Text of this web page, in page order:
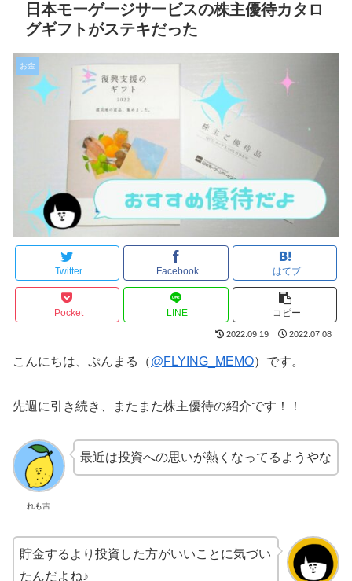
日本モーゲージサービスの株主優待カタロ
グギフトがステキだった
お金
Twitter Facebook はてブ
Pocket LINE コピー
2022.09.19 2022.07.08
こんにちは、ぷんまる（@FLYING_MEMO）です。
先週に引き続き、またまた株主優待の紹介です！！
れも吉
最近は投資への思いが熱くなってるようやな
貯金するより投資した方がいいことに気づい
たんだよね♪